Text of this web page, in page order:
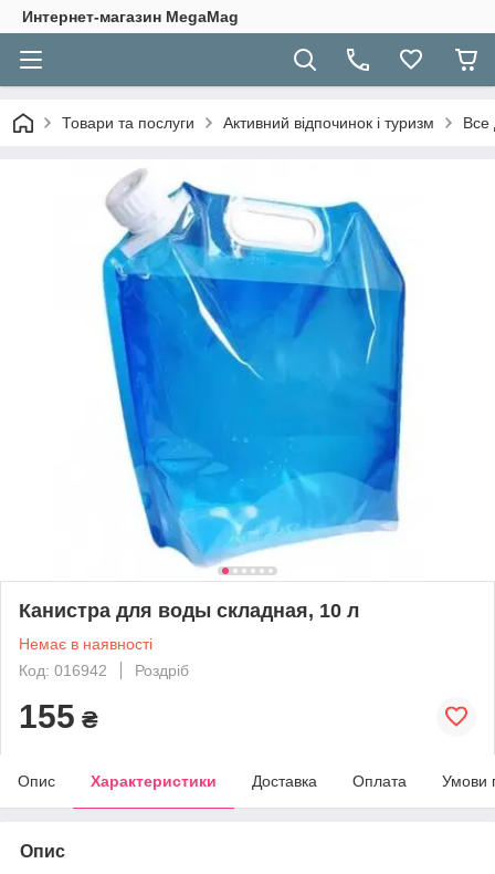
Интернет-магазин MegaMag
Товари та послуги Активний відпочинок і туризм Все
Канистра для воды складная, 10 л
Немає в наявності
Код: 016942
Роздріб
155 ₴
Опис Характеристики Доставка Оплата Умови
Опис